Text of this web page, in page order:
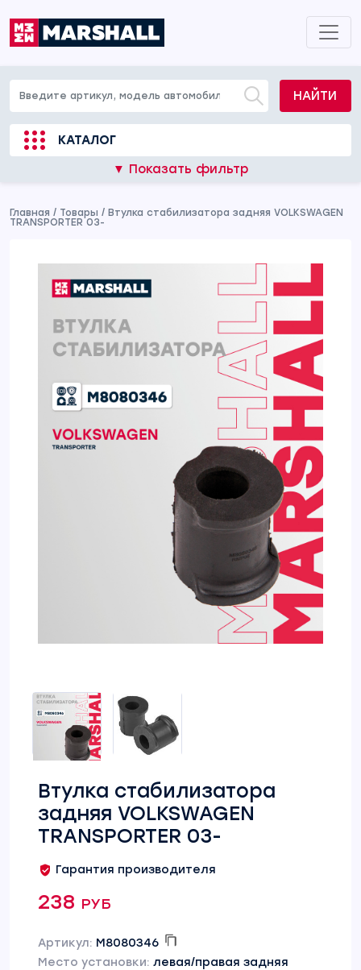
НАЙТИ
КАТАЛОГ
▼ Показать фильтр
Главная / Товары / Втулка стабилизатора задняя VOLKSWAGEN
TRANSPORTER 03-
Втулка стабилизатора
задняя VOLKSWAGEN
TRANSPORTER 03-
Гарантия производителя
238 руб
Артикул: M8080346
Место установки: левая/правая задняя